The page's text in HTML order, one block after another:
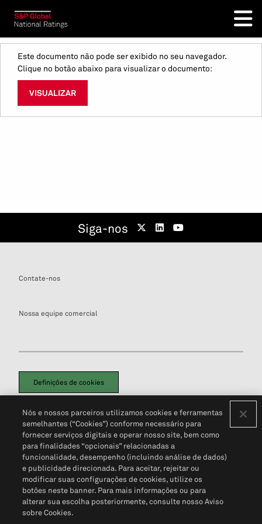
Este documento não pode ser exibido no seu navegador.
Clique no botão abaixo para visualizar o documento:
VISUALIZAR
Siga-nos
Contate-nos
Nossa equipe comercial
Definições de cookies
Política de PrivacidadePortal de privacidade do cliente (em inglês)
Não Venda Minhas Informações Pessoais© 2026 S&P Global
Nós e nossos parceiros utilizamos cookies e ferramentas
semelhantes (“Cookies”) conforme necessário para
fornecer serviços digitais e operar nosso site, bem como
para finalidades “opcionais” relacionadas a
funcionalidade, desempenho (incluindo análise de dados)
e publicidade direcionada. Para aceitar, rejeitar ou
modificar suas configurações de cookies, utilize os
botões neste banner. Para mais informações ou para
alterar sua escolha posteriormente, consulte nosso Aviso
sobre Cookies.